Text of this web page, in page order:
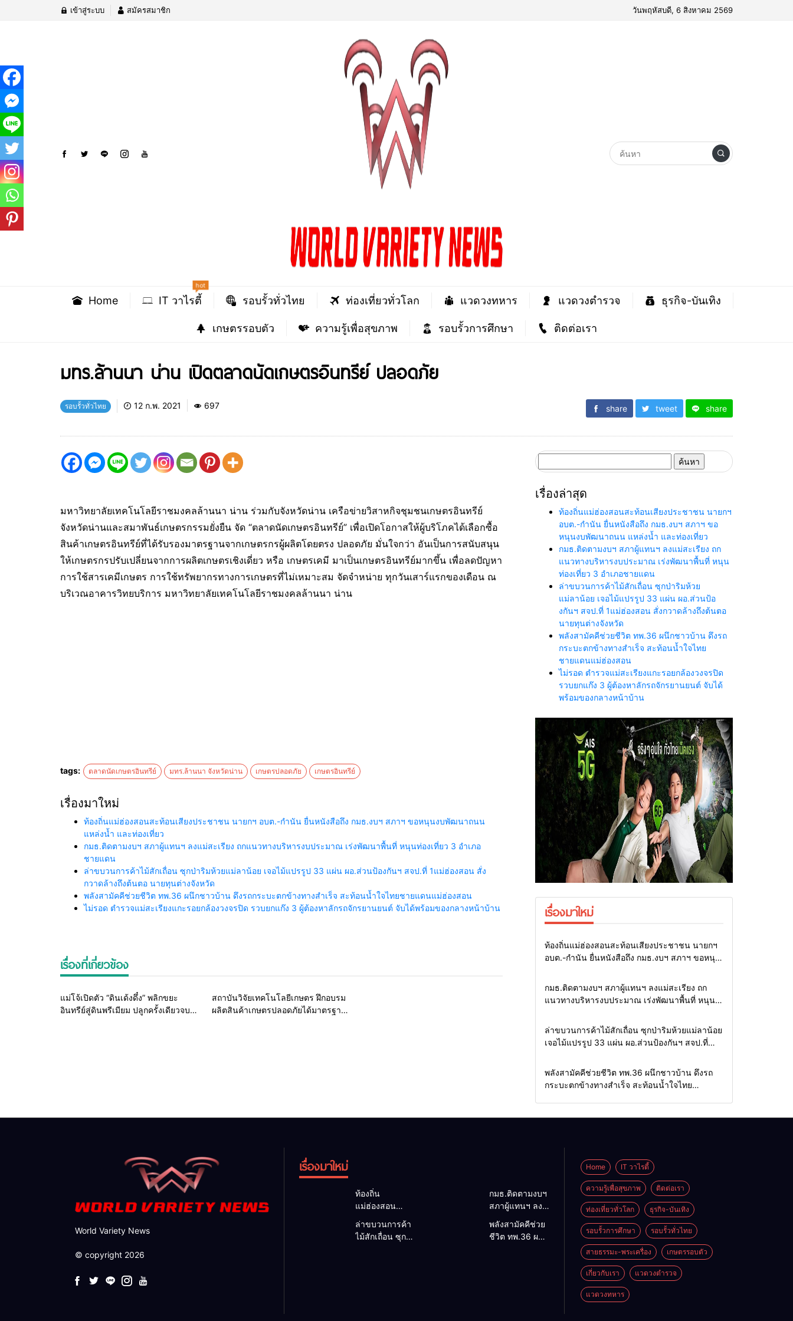
เข้าสู่ระบบ สมัครสมาชิก วันพฤหัสบดี, 6 สิงหาคม 2569
Home IT วาไรตี้
hot
รอบรั้วทั่วไทย ท่องเที่ยวทั่วโลก แวดวงทหาร แวดวงตำรวจ ธุรกิจ-บันเทิง
เกษตรรอบตัว ความรู้เพื่อสุขภาพ รอบรั้วการศึกษา ติดต่อเรา
มทร.ล้านนา น่าน เปิดตลาดนัดเกษตรอินทรีย์ ปลอดภัย
รอบรั้วทั่วไทย 12 ก.พ. 2021 697 share tweet share
มหาวิทยาลัยเทคโนโลยีราชมงคลล้านนา น่าน ร่วมกับจังหวัดน่าน เครือข่ายวิสาหกิจชุมชนเกษตรอินทรีย์
จังหวัดน่านและสมาพันธ์เกษตรกรรมยั่งยืน จัด “ตลาดนัดเกษตรอินทรีย์” เพื่อเปิดโอกาสให้ผู้บริโภคได้เลือกซื้อ
สินค้าเกษตรอินทรีย์ที่ได้รับรองมาตรฐานจากเกษตรกรผู้ผลิตโดยตรง ปลอดภัย มั่นใจกว่า อันเป็นการสนับสนุน
ให้เกษตรกรปรับเปลี่ยนจากการผลิตเกษตรเชิงเดี่ยว หรือ เกษตรเคมี มาเป็นเกษตรอินทรีย์มากขึ้น เพื่อลดปัญหา
การใช้สารเคมีเกษตร การใช้ทรัพยากรทางการเกษตรที่ไม่เหมาะสม จัดจำหน่าย ทุกวันเสาร์แรกของเดือน ณ
บริเวณอาคารวิทยบริการ มหาวิทยาลัยเทคโนโลยีราชมงคลล้านนา น่าน
tags: ตลาดนัดเกษตรอินทรีย์ มทร.ล้านนา จังหวัดน่าน เกษตรปลอดภัย เกษตรอินทรีย์
เรื่องมาใหม่
ท้องถิ่นแม่ฮ่องสอนสะท้อนเสียงประชาชน นายกฯ อบต.-กำนัน ยื่นหนังสือถึง กมธ.งบฯ สภาฯ ขอหนุนงบพัฒนาถนน
แหล่งน้ำ และท่องเที่ยว
กมธ.ติดตามงบฯ สภาผู้แทนฯ ลงแม่สะเรียง ถกแนวทางบริหารงบประมาณ เร่งพัฒนาพื้นที่ หนุนท่องเที่ยว 3 อำเภอ
ชายแดน
ล่าขบวนการค้าไม้สักเถื่อน ซุกป่าริมห้วยแม่ลาน้อย เจอไม้แปรรูป 33 แผ่น ผอ.ส่วนป้องกันฯ สจป.ที่ 1แม่ฮ่องสอน สั่ง
กวาดล้างถึงต้นตอ นายทุนต่างจังหวัด
พลังสามัคคีช่วยชีวิต ทพ.36 ผนึกชาวบ้าน ดึงรถกระบะตกข้างทางสำเร็จ สะท้อนน้ำใจไทยชายแดนแม่ฮ่องสอน
ไม่รอด ตำรวจแม่สะเรียงแกะรอยกล้องวงจรปิด รวบยกแก๊ง 3 ผู้ต้องหาลักรถจักรยานยนต์ จับได้พร้อมของกลางหน้าบ้าน
เรื่องที่เกี่ยวข้อง
Home เกษตรรอบตัว
แม่โจ้เปิดตัว “ดินเด้งดึ๋ง” พลิกขยะ
อินทรีย์สู่ดินพรีเมียม ปลูกครั้งเดียวจบ
รอบรั้วทั่วไทย
สถาบันวิจัยเทคโนโลยีเกษตร ฝึกอบรม
ผลิตสินค้าเกษตรปลอดภัยได้มาตรฐาน
สำหรับ:
เรื่องล่าสุด
ท้องถิ่นแม่ฮ่องสอนสะท้อนเสียงประชาชน นายกฯ
อบต.-กำนัน ยื่นหนังสือถึง กมธ.งบฯ สภาฯ ขอ
หนุนงบพัฒนาถนน แหล่งน้ำ และท่องเที่ยว
กมธ.ติดตามงบฯ สภาผู้แทนฯ ลงแม่สะเรียง ถก
แนวทางบริหารงบประมาณ เร่งพัฒนาพื้นที่ หนุน
ท่องเที่ยว 3 อำเภอชายแดน
ล่าขบวนการค้าไม้สักเถื่อน ซุกป่าริมห้วย
แม่ลาน้อย เจอไม้แปรรูป 33 แผ่น ผอ.ส่วนป้อ
งกันฯ สจป.ที่ 1แม่ฮ่องสอน สั่งกวาดล้างถึงต้นตอ
นายทุนต่างจังหวัด
พลังสามัคคีช่วยชีวิต ทพ.36 ผนึกชาวบ้าน ดึงรถ
กระบะตกข้างทางสำเร็จ สะท้อนน้ำใจไทย
ชายแดนแม่ฮ่องสอน
ไม่รอด ตำรวจแม่สะเรียงแกะรอยกล้องวงจรปิด
รวบยกแก๊ง 3 ผู้ต้องหาลักรถจักรยานยนต์ จับได้
พร้อมของกลางหน้าบ้าน
เรื่องมาใหม่
Home รอบรั้วทั่วไทย
ท้องถิ่นแม่ฮ่องสอนสะท้อนเสียงประชาชน นายกฯ
อบต.-กำนัน ยื่นหนังสือถึง กมธ.งบฯ สภาฯ ขอหนุน
Home รอบรั้วทั่วไทย
กมธ.ติดตามงบฯ สภาผู้แทนฯ ลงแม่สะเรียง ถก
แนวทางบริหารงบประมาณ เร่งพัฒนาพื้นที่ หนุน
Home รอบรั้วทั่วไทย
ล่าขบวนการค้าไม้สักเถื่อน ซุกป่าริมห้วยแม่ลาน้อย
เจอไม้แปรรูป 33 แผ่น ผอ.ส่วนป้องกันฯ สจป.ที่
จังหวัด
Home แวดวงทหาร
พลังสามัคคีช่วยชีวิต ทพ.36 ผนึกชาวบ้าน ดึงรถ
กระบะตกข้างทางสำเร็จ สะท้อนน้ำใจไทย
World Variety News
© copyright 2026
เรื่องมาใหม่
ท้องถิ่น
แม่ฮ่องสอน
ประชาชน นา
ยกฯ อบต.-กำนัน
กมธ.ติดตามงบฯ
สภาผู้แทนฯ ลง
แม่สะเรียง ถก
แนวทางบริหาร
งบประมาณ เร่ง
ล่าขบวนการค้า
ไม้สักเถื่อน ซุก
พลังสามัคคีช่วย
ชีวิต ทพ.36 ผนึก
Home IT วาไรตี้
ความรู้เพื่อสุขภาพ ติดต่อเรา
ท่องเที่ยวทั่วโลก ธุรกิจ-บันเทิง
รอบรั้วการศึกษา รอบรั้วทั่วไทย
สายธรรมะ-พระเครื่อง เกษตรรอบตัว
เกี่ยวกับเรา แวดวงตำรวจ
แวดวงทหาร